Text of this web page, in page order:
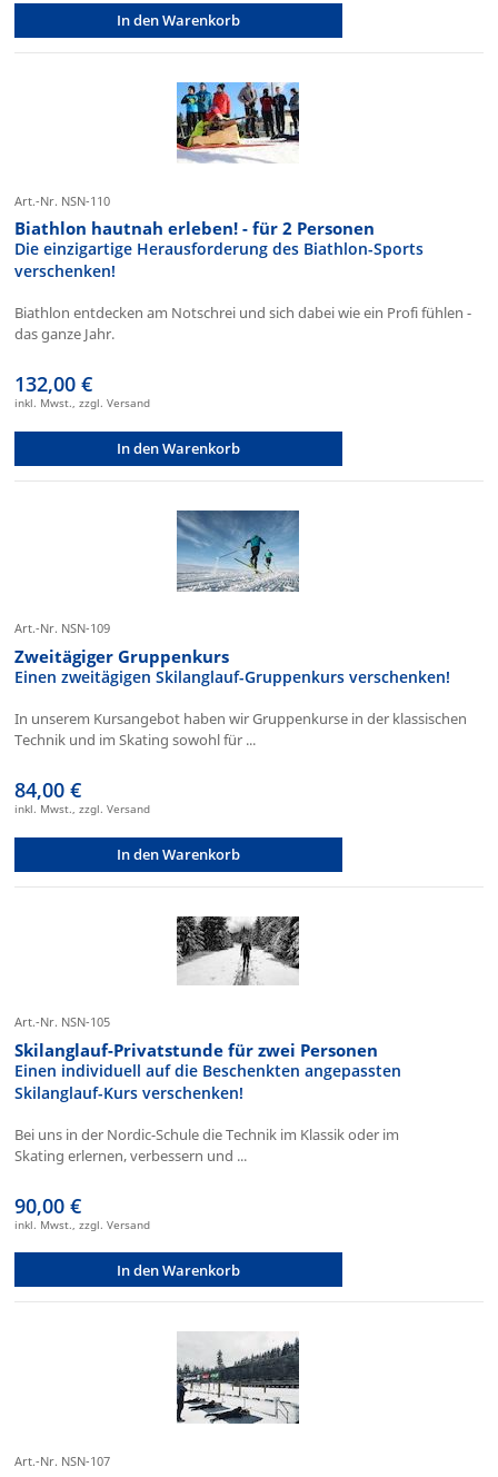
In den Warenkorb
Art.-Nr. NSN-110
Biathlon hautnah erleben! - für 2 Personen
Die einzigartige Herausforderung des Biathlon-Sports
verschenken!
Biathlon entdecken am Notschrei und sich dabei wie ein Profi fühlen -
das ganze Jahr.
132,00 €
inkl. Mwst., zzgl. Versand
In den Warenkorb
Art.-Nr. NSN-109
Zweitägiger Gruppenkurs
Einen zweitägigen Skilanglauf-Gruppenkurs verschenken!
In unserem Kursangebot haben wir Gruppenkurse in der klassischen
Technik und im Skating sowohl für ...
84,00 €
inkl. Mwst., zzgl. Versand
In den Warenkorb
Art.-Nr. NSN-105
Skilanglauf-Privatstunde für zwei Personen
Einen individuell auf die Beschenkten angepassten
Skilanglauf-Kurs verschenken!
Bei uns in der Nordic-Schule die Technik im Klassik oder im
Skating erlernen, verbessern und ...
90,00 €
inkl. Mwst., zzgl. Versand
In den Warenkorb
Art.-Nr. NSN-107